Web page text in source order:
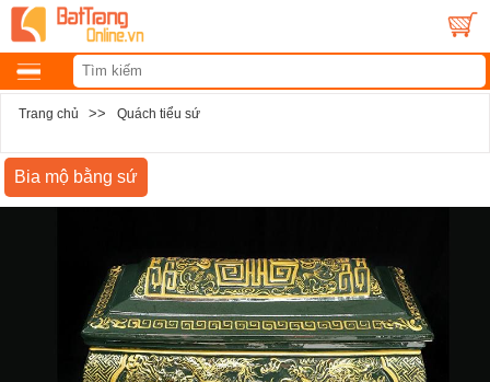
Trang chủ >> Quách tiểu sứ
Bia mộ bằng sứ